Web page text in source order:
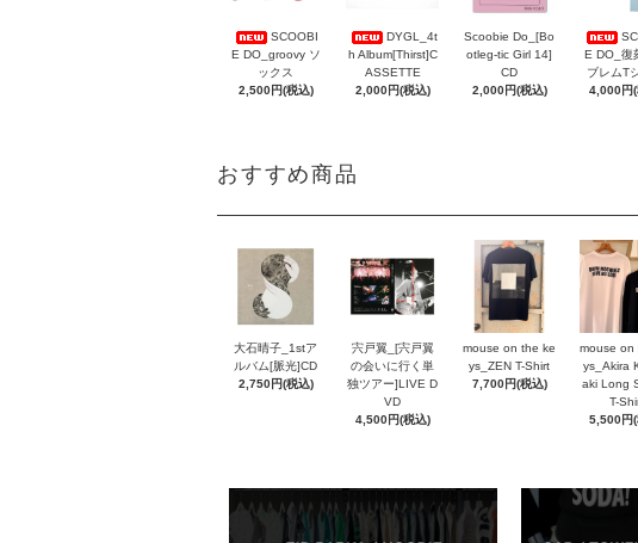
SCOOBI
E DO_groovy ソ
ックス
2,500円(税込)
DYGL_4t
h Album[Thirst]C
ASSETTE
2,000円(税込)
Scoobie Do_[Bo
otleg-tic Girl 14]
CD
2,000円(税込)
E DO_復
ブレムT
4,000円(
おすすめ商品
大石晴子_1stア
ルバム[脈光]CD
2,750円(税込)
宍戸翼_[宍戸翼
の会いに行く単
独ツアー]LIVE D
VD
4,500円(税込)
mouse on the ke
ys_ZEN T-Shirt
7,700円(税込)
mouse on
ys_Akira
aki Long
T-
5,500円(